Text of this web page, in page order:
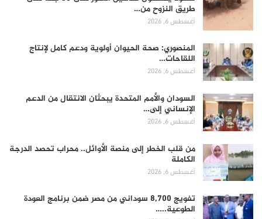
طريق النزوح من…
أغسطس 6, 2026
المنصوري: صحة الحيوان أولوية ودعم كامل لإنتاج
اللقاحات…
أغسطس 6, 2026
السودان والأمم المتحدة يبحثان الانتقال من الدعم
الإنساني إلى…
أغسطس 6, 2026
من قلب الخطر إلى منصة الأوائل.. محراب تحصد الدرجة
الكاملة
أغسطس 6, 2026
تفويج 8,700 سوداني من مصر ضمن برنامج العودة
الطوعية..…